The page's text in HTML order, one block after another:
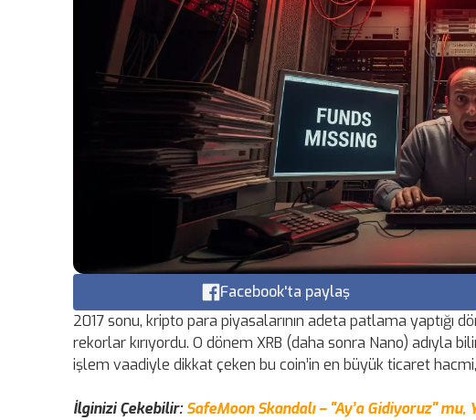
Facebook'ta paylaş
2017 sonu, kripto para piyasalarının adeta patlama yaptığı
rekorlar kırıyordu. O dönem XRB (daha sonra Nano) adıyla
işlem vaadiyle dikkat çeken bu coin’in en büyük ticaret
İlginizi Çekebilir:SafeMoon Skandalı – "Ay’a Gidiyoruz" mu,